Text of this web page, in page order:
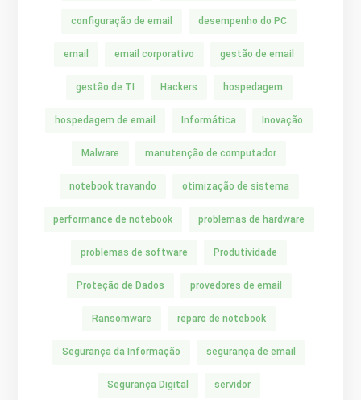
configuração de email desempenho do PC
email email corporativo gestão de email
gestão de TI Hackers hospedagem
hospedagem de email Informática Inovação
Malware manutenção de computador
notebook travando otimização de sistema
performance de notebook problemas de hardware
problemas de software Produtividade
Proteção de Dados provedores de email
Ransomware reparo de notebook
Segurança da Informação segurança de email
Segurança Digital servidor